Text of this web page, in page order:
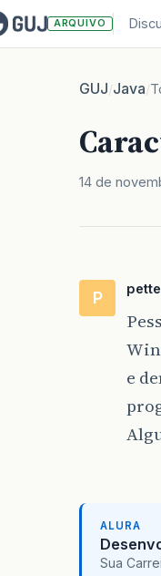
ARQUIVO
GUJ/Java/
14 de
P
e
ALURA
Sua